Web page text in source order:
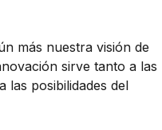
más nuestra visión de
sirve tanto a las
las posibilidades del